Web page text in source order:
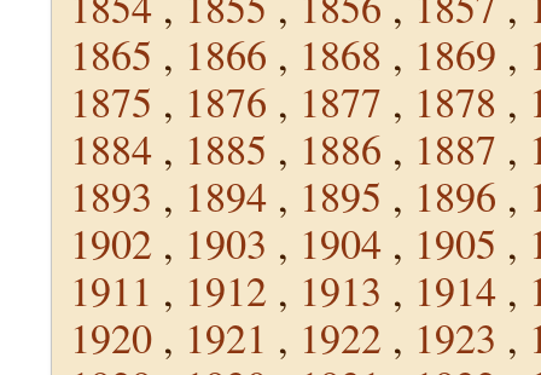
1865 , 1866 , 1868 , 1869 ,
1875 , 1876 , 1877 , 1878 ,
1884 , 1885 , 1886 , 1887 ,
1893 , 1894 , 1895 , 1896 ,
1902 , 1903 , 1904 , 1905 ,
1911 , 1912 , 1913 , 1914 ,
1920 , 1921 , 1922 , 1923 ,